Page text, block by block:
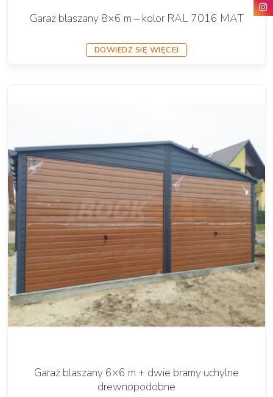
Garaż blaszany 8×6 m – kolor RAL 7016 MAT
DOWIEDZ SIĘ WIĘCEJ
Garaż blaszany 6×6 m + dwie bramy uchylne
drewnopodobne